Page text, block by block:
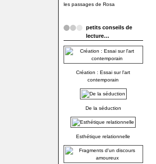
les passages de Rosa
petits conseils de
lecture…
Création : Essai sur l'art
contemporain
De la séduction
Esthétique relationnelle